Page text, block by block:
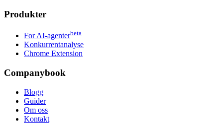
Produkter
For AI-agenterbeta
Konkurrentanalyse
Chrome Extension
Companybook
Blogg
Guider
Om oss
Kontakt